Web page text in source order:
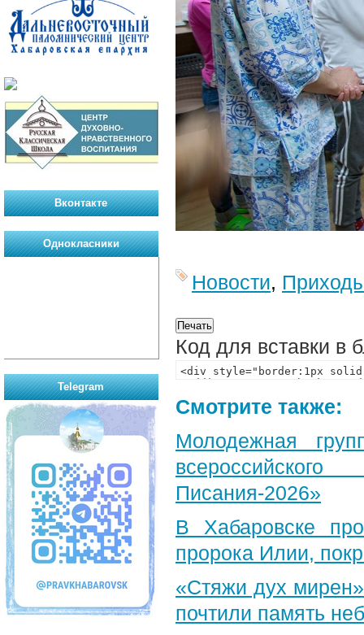
Новости,
Код для вставки в
Смотрите также:
Молодежная
Писания-2026»
В Хабаровске
пророка Илии,
«Стяжи дух
почтили память
Вконтакте
Однокласники
Telegram